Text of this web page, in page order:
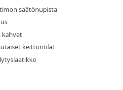
säätönupista
kahvat
keittoritilät